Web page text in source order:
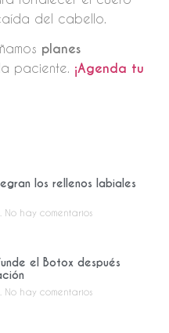
los rellenos labiales
No hay comentarios
el Botox después
No hay comentarios
del cabello.
planes
paciente. ¡Agenda tu